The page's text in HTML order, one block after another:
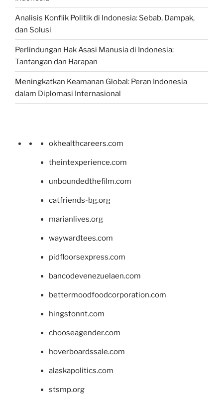
Analisis Konflik Politik di Indonesia: Sebab, Dampak,
dan Solusi
Perlindungan Hak Asasi Manusia di Indonesia:
Tantangan dan Harapan
Meningkatkan Keamanan Global: Peran Indonesia
dalam Diplomasi Internasional
okhealthcareers.com
theintexperience.com
unboundedthefilm.com
catfriends-bg.org
marianlives.org
waywardtees.com
pidfloorsexpress.com
bancodevenezuelaen.com
bettermoodfoodcorporation.com
hingstonnt.com
chooseagender.com
hoverboardssale.com
alaskapolitics.com
stsmp.org